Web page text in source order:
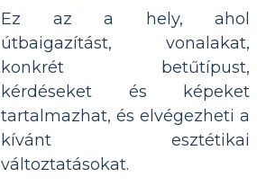
Ez az a hely, ahol
útbaigazítást, vonalakat,
konkrét betűtípust,
kérdéseket és képeket
tartalmazhat, és elvégezheti a
kívánt esztétikai
változtatásokat.